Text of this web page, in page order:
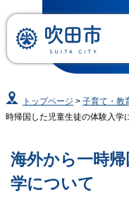
トップページ >子育て・教
時帰国した児童生徒の体験入学
海外から一時
学について